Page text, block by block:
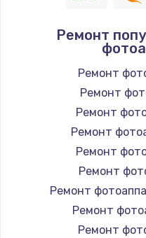
Ремонт
Ремонт
Ремонт
Ремонт
Ремонт
Ремонт
Ремонт
Ремонт
Ремонт
Ремонт